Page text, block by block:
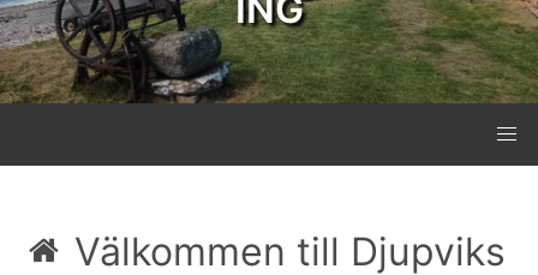
Välkommen till Djupviks